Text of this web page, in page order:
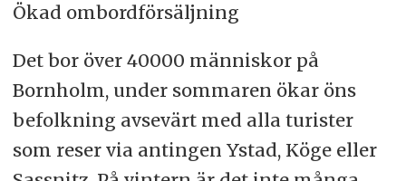
Ökad ombordförsäljning
Det bor över 40000 människor på
Bornholm, under sommaren ökar öns
befolkning avsevärt med alla turister
som reser via antingen Ystad, Köge eller